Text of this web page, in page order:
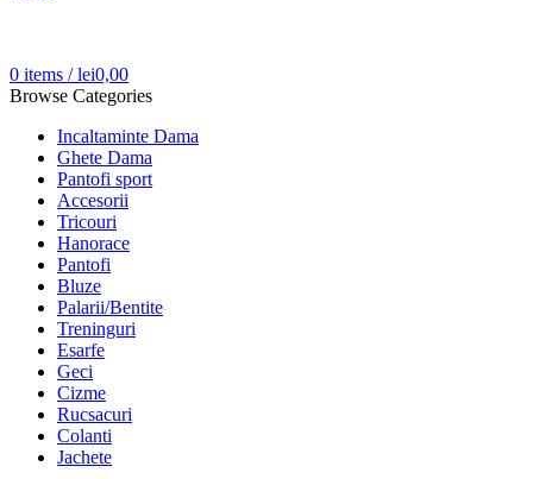
0 items / lei0,00
Browse Categories
Incaltaminte Dama
Ghete Dama
Pantofi sport
Accesorii
Tricouri
Hanorace
Pantofi
Bluze
Palarii/Bentite
Treninguri
Esarfe
Geci
Cizme
Rucsacuri
Colanti
Jachete